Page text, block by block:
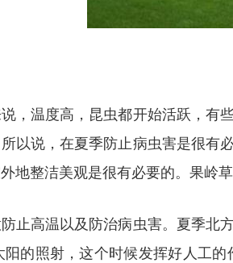
，温度高，昆虫都开始活跃，
以说，在夏季防止病虫害是很
地整洁美观是很有必要的。果岭草
止高温以及防治病虫害。夏季
的照射，这个时候发挥好人工